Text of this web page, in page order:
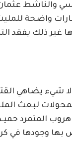
والناشط
واضحة
غير ذلك يفقد
شيء يضاهي
لبعث
المتمرد
بها وجودها في